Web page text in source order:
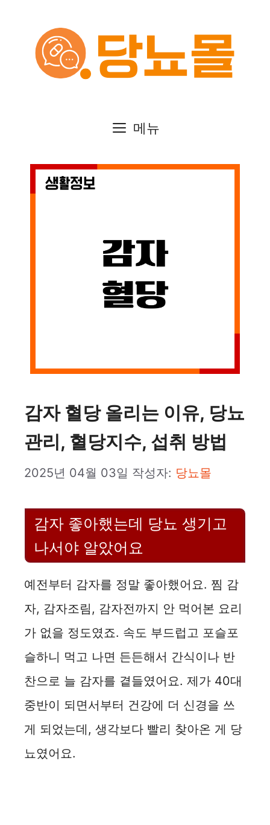
메뉴
감자 혈당 올리는 이유, 당뇨
관리, 혈당지수, 섭취 방법
2025년 04월 03일 작성자: 당뇨몰
감자 좋아했는데 당뇨 생기고
나서야 알았어요
예전부터 감자를 정말 좋아했어요. 찜 감
자, 감자조림, 감자전까지 안 먹어본 요리
가 없을 정도였죠. 속도 부드럽고 포슬포
슬하니 먹고 나면 든든해서 간식이나 반
찬으로 늘 감자를 곁들였어요. 제가 40대
중반이 되면서부터 건강에 더 신경을 쓰
게 되었는데, 생각보다 빨리 찾아온 게 당
뇨였어요.